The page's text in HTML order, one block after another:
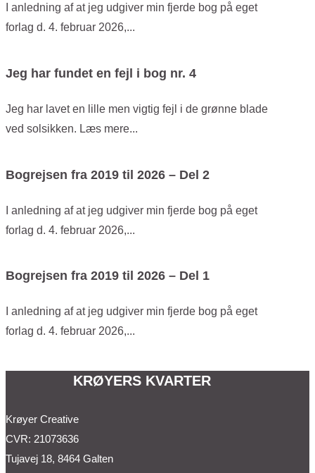
I anledning af at jeg udgiver min fjerde bog på eget
forlag d. 4. februar 2026,...
Jeg har fundet en fejl i bog nr. 4
Jeg har lavet en lille men vigtig fejl i de grønne blade
ved solsikken. Læs mere...
Bogrejsen fra 2019 til 2026 – Del 2
I anledning af at jeg udgiver min fjerde bog på eget
forlag d. 4. februar 2026,...
Bogrejsen fra 2019 til 2026 – Del 1
I anledning af at jeg udgiver min fjerde bog på eget
forlag d. 4. februar 2026,...
KRØYERS KVARTER
Krøyer Creative
CVR: 21073636
Tujavej 18, 8464 Galten